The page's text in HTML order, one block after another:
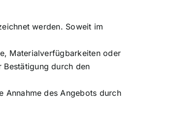
werden. Soweit im
Materialverfügbarkeiten oder
Bestätigung durch den
Annahme des Angebots durch